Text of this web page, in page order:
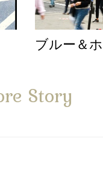
ブルー＆
Story